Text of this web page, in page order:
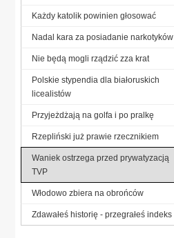
Każdy katolik powinien głosować
Nadal kara za posiadanie narkotyków
Nie będą mogli rządzić zza krat
Polskie stypendia dla białoruskich
licealistów
Przyjeżdżają na golfa i po pralkę
Rzepliński już prawie rzecznikiem
Waniek ostrzega przed prywatyzacją
TVP
Włodowo zbiera na obrońców
Zdawałeś historię - przegrałeś indeks